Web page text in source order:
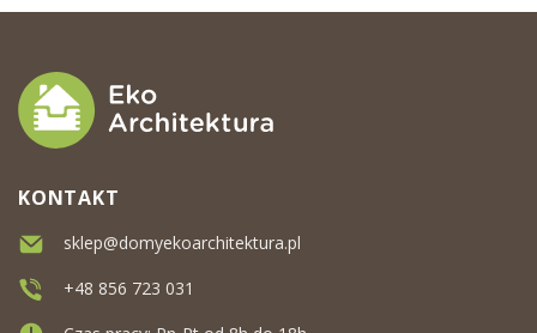
KONTAKT
sklep@domyekoarchitektura.pl
+48 856 723 031